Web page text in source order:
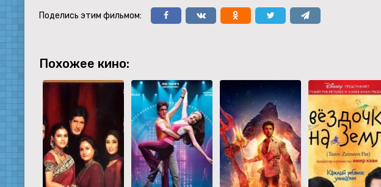
Поделись этим фильмом:
Похожее кино: